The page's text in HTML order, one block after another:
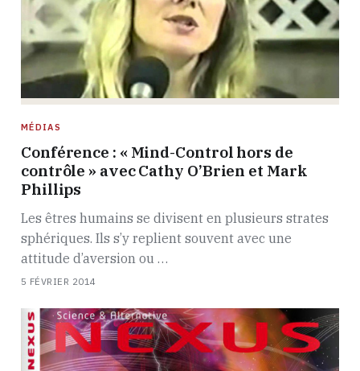
MÉDIAS
Conférence : « Mind-Control hors de
contrôle » avec Cathy O’Brien et Mark
Phillips
Les êtres humains se divisent en plusieurs strates
sphériques. Ils s’y replient souvent avec une
attitude d’aversion ou …
5 FÉVRIER 2014